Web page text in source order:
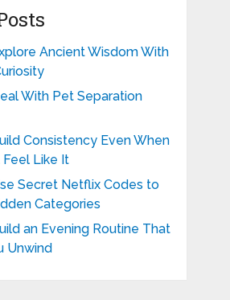
Ancient Wisdom With
With Pet Separation
Consistency Even When
Feel Like It
Secret Netflix Codes to
Categories
an Evening Routine That
Unwind